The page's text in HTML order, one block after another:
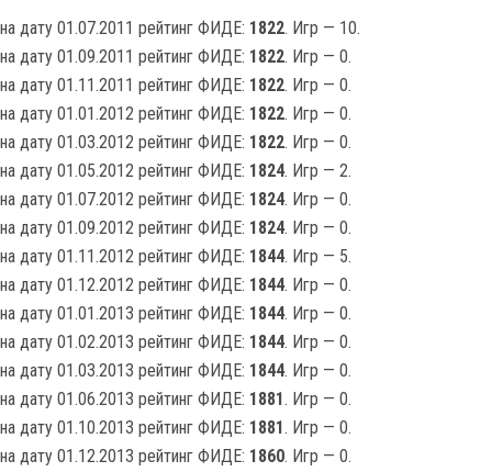
на дату 01.07.2011 рейтинг ФИДЕ: 1822. Игр — 10.
на дату 01.09.2011 рейтинг ФИДЕ: 1822. Игр — 0.
на дату 01.11.2011 рейтинг ФИДЕ: 1822. Игр — 0.
на дату 01.01.2012 рейтинг ФИДЕ: 1822. Игр — 0.
на дату 01.03.2012 рейтинг ФИДЕ: 1822. Игр — 0.
на дату 01.05.2012 рейтинг ФИДЕ: 1824. Игр — 2.
на дату 01.07.2012 рейтинг ФИДЕ: 1824. Игр — 0.
на дату 01.09.2012 рейтинг ФИДЕ: 1824. Игр — 0.
на дату 01.11.2012 рейтинг ФИДЕ: 1844. Игр — 5.
на дату 01.12.2012 рейтинг ФИДЕ: 1844. Игр — 0.
на дату 01.01.2013 рейтинг ФИДЕ: 1844. Игр — 0.
на дату 01.02.2013 рейтинг ФИДЕ: 1844. Игр — 0.
на дату 01.03.2013 рейтинг ФИДЕ: 1844. Игр — 0.
на дату 01.06.2013 рейтинг ФИДЕ: 1881. Игр — 0.
на дату 01.10.2013 рейтинг ФИДЕ: 1881. Игр — 0.
на дату 01.12.2013 рейтинг ФИДЕ: 1860. Игр — 0.